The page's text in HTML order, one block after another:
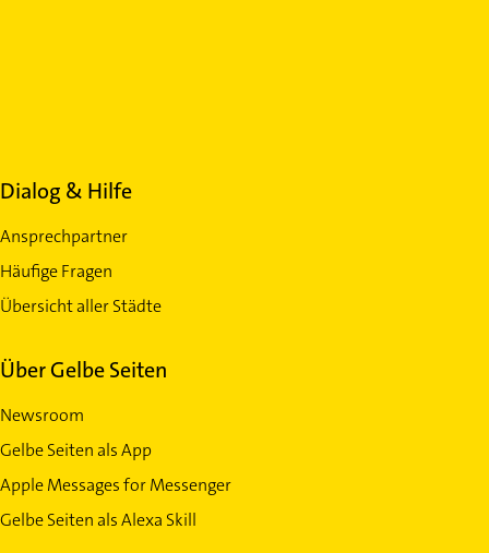
Dialog & Hilfe
Ansprechpartner
Häufige Fragen
Übersicht aller Städte
Über Gelbe Seiten
Newsroom
Gelbe Seiten als App
Apple Messages for Messenger
Gelbe Seiten als Alexa Skill